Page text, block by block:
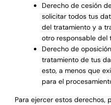
Derecho de cesión
solicitar todos tus
del tratamiento y a
otro responsable del
Derecho de
tratamiento de tus
esto, a menos que
para el
Para ejercer estos derechos,